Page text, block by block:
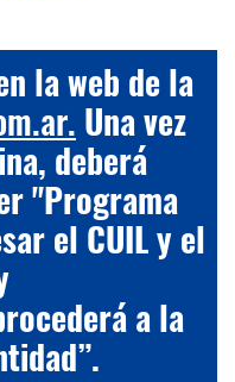
la web de la
Una vez
deberá
"Programa
el CUIL y el
a la